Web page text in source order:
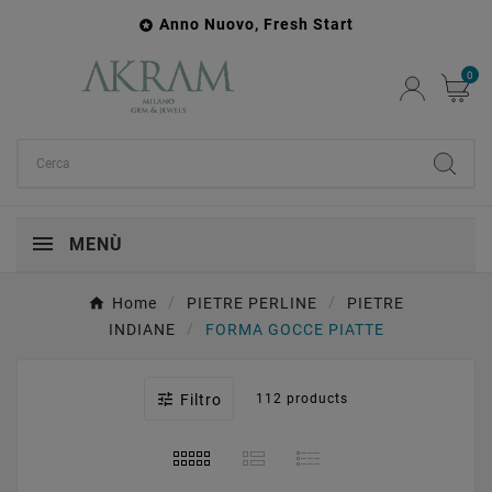
 Anno Nuovo, Fresh Start
0
MENÙ
Home PIETRE PERLINE
PIETRE
INDIANE
FORMA GOCCE PIATTE
 Filtro 112 products